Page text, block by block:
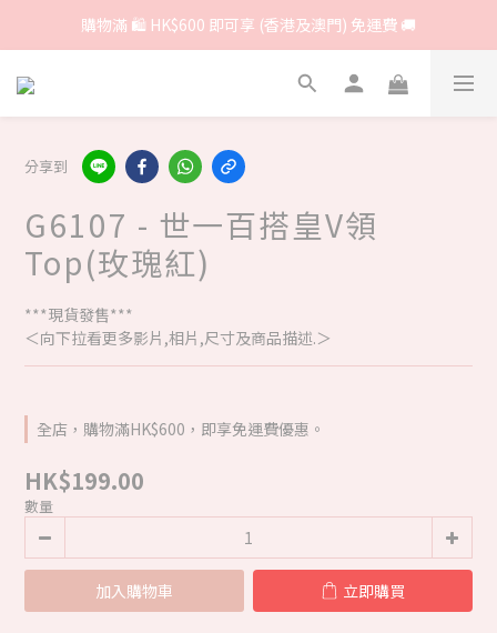
購物滿 🛍 HK$600 即可享 (香港及澳門) 免運費 🚚
分享到
G6107 - 世一百搭皇V領
Top(玫瑰紅)
***現貨發售***
＜向下拉看更多影片,相片,尺寸及商品描述.＞
全店，購物滿HK$600，即享免運費優惠。
HK$199.00
數量
加入購物車 立即購買